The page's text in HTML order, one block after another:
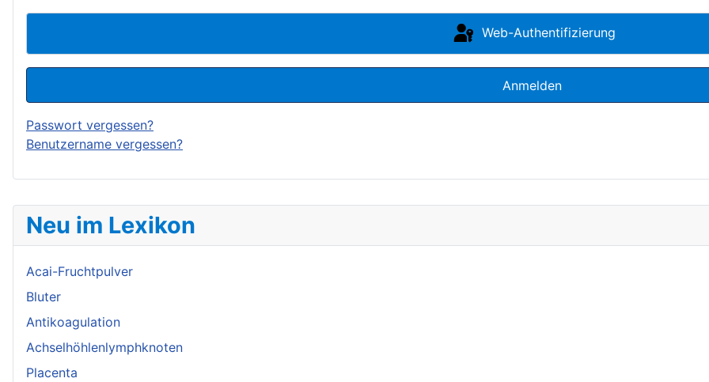
Neu im Lexikon
Acai-Fruchtpulver
Bluter
Antikoagulation
Achselhöhlenlymphknoten
Placenta
Web-Authentifizierung
Anmelden
Passwort vergessen?
Benutzername vergessen?